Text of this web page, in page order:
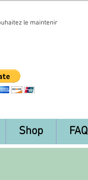
le maintenir
Shop FAQ